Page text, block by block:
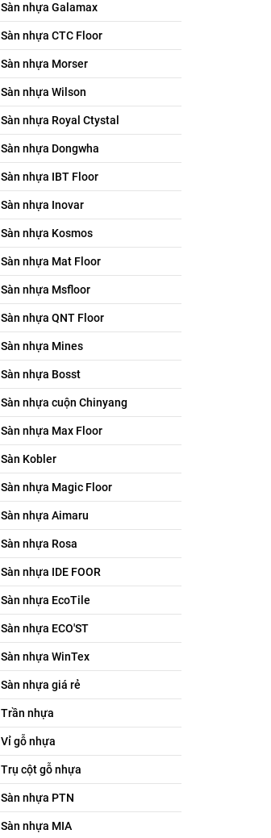
Sàn nhựa Galamax
Sàn nhựa CTC Floor
Sàn nhựa Morser
Sàn nhựa Wilson
Sàn nhựa Royal Ctystal
Sàn nhựa Dongwha
Sàn nhựa IBT Floor
Sàn nhựa Inovar
Sàn nhựa Kosmos
Sàn nhựa Mat Floor
Sàn nhựa Msfloor
Sàn nhựa QNT Floor
Sàn nhựa Mines
Sàn nhựa Bosst
Sàn nhựa cuộn Chinyang
Sàn nhựa Max Floor
Sàn Kobler
Sàn nhựa Magic Floor
Sàn nhựa Aimaru
Sàn nhựa Rosa
Sàn nhựa IDE FOOR
Sàn nhựa EcoTile
Sàn nhựa ECO'ST
Sàn nhựa WinTex
Sàn nhựa giá rẻ
Trần nhựa
Vỉ gỗ nhựa
Trụ cột gỗ nhựa
Sàn nhựa PTN
Sàn nhựa MIA